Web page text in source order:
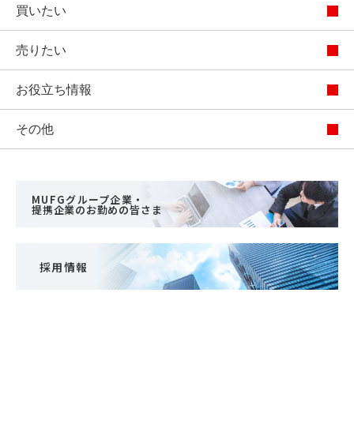
買いたい
売りたい
お役立ち情報
その他
MUFGグループ企業・
提携企業のお勤めの皆さま
採用情報